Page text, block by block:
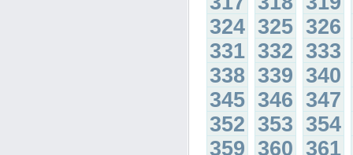
324 325 326
331 332 333
338 339 340
345 346 347
352 353 354
359 360 361